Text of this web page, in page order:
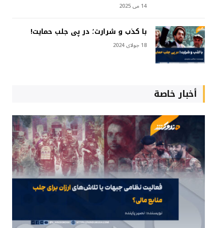
14 می 2025
با کذب و شرارت؛ در پی جلب حمایت!
18 جولای 2024
أخبار خاصة